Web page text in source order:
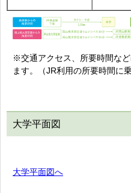
※交通アクセス、所要時間な
ます。（JR利用の所要時間に
大学平面図
大学平面図へ